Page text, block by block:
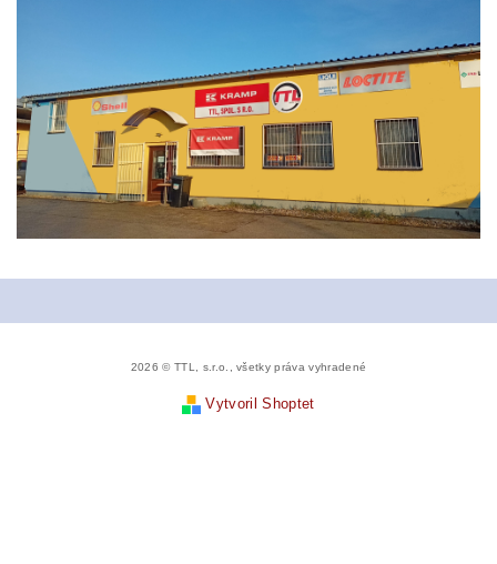
2026 © TTL, s.r.o., všetky práva vyhradené
Vytvoril Shoptet